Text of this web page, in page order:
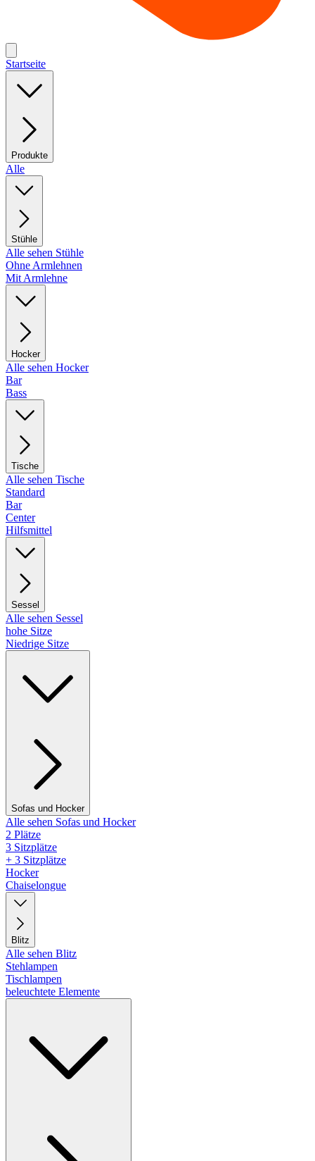
Startseite
Produkte
Alle
Stühle
Alle sehen Stühle
Ohne Armlehnen
Mit Armlehne
Hocker
Alle sehen Hocker
Bar
Bass
Tische
Alle sehen Tische
Standard
Bar
Center
Hilfsmittel
Sessel
Alle sehen Sessel
hohe Sitze
Niedrige Sitze
Sofas und Hocker
Alle sehen Sofas und Hocker
2 Plätze
3 Sitzplätze
+ 3 Sitzplätze
Hocker
Chaiselongue
Blitz
Alle sehen Blitz
Stehlampen
Tischlampen
beleuchtete Elemente